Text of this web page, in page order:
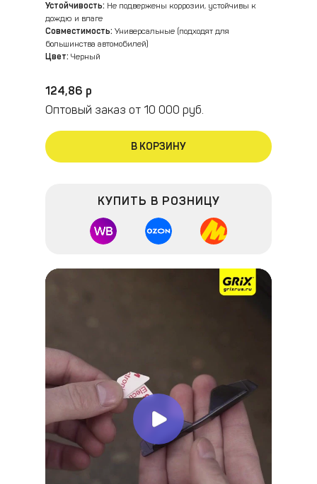
КУПИТЬ В РОЗНИЦУ
Оптовый заказ от 10 000 руб.
124,86 р
В КОРЗИНУ
Устойчивость: Не подвержены коррозии, устойчивы к
дождю и влаге
Совместимость: Универсальные (подходят для
большинства автомобилей)
Цвет: Черный